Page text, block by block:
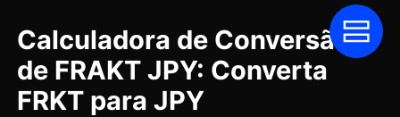
Calculadora de Conversão
de FRAKT JPY: Converta
FRKT para JPY